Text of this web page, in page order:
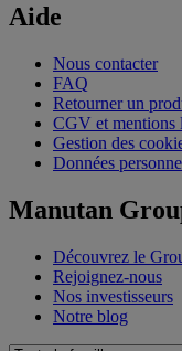
Aide
Nous contacter
FAQ
Retourner un
CGV et mentions
Gestion des
Données
Manutan
Découvrez le
Rejoignez-nous
Nos investisseurs
Notre blog